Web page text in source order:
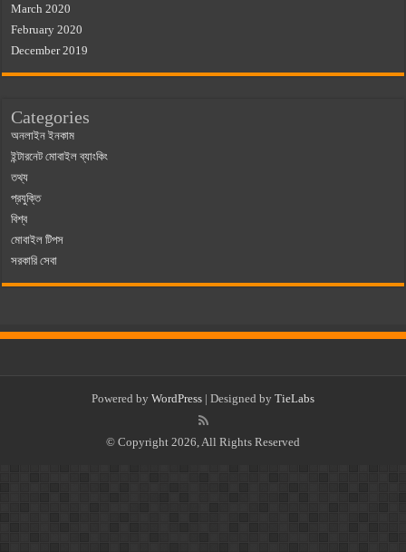
March 2020
February 2020
December 2019
Categories
অনলাইন ইনকাম
ইন্টারনেট মোবাইল ব্যাংকিং
তথ্য
প্রযুক্তি
বিশ্ব
মোবাইল টিপস
সরকারি সেবা
Powered by WordPress | Designed by TieLabs
© Copyright 2026, All Rights Reserved